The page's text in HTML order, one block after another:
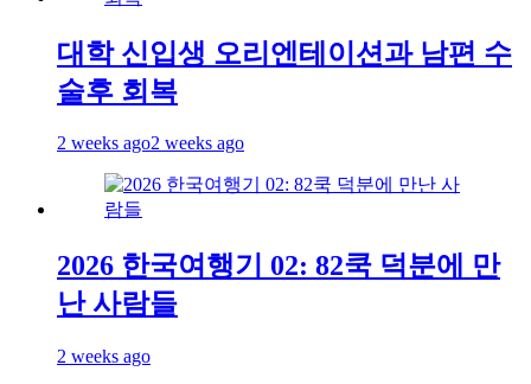
대학 신입생 오리엔테이션과 남편 수
술후 회복
2 weeks ago2 weeks ago
2026 한국여행기 02: 82쿡 덕분에 만
난 사람들
2 weeks ago